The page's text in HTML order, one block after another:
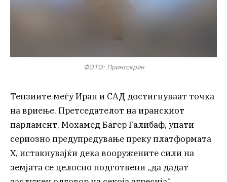
ФОТО: Принтскрин
Тензиите меѓу Иран и САД достигнуваат точка
на вриење. Претседателот на иранскиот
парламент, Мохамед Багер Галибаф, упати
сериозно предупредување преку платформата
Х, истакнувајќи дека вооружените сили на
земјата се целосно подготвени „да дадат